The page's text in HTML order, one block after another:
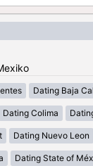
Dating Baja
Dating Colima
Dating Nuevo Leon
Dating State of